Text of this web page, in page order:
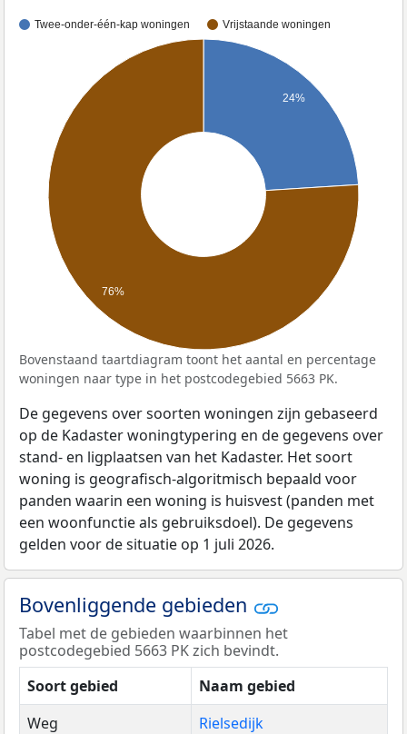
Twee-onder-één-kap woningen Vrijstaande woningen
24%
76%
Bovenstaand taartdiagram toont het aantal en percentage
woningen naar type in het postcodegebied 5663 PK.
De gegevens over soorten woningen zijn gebaseerd
op de Kadaster woningtypering en de gegevens over
stand- en ligplaatsen van het Kadaster. Het soort
woning is geografisch-algoritmisch bepaald voor
panden waarin een woning is huisvest (panden met
een woonfunctie als gebruiksdoel). De gegevens
gelden voor de situatie op 1 juli 2026.
Bovenliggende gebieden
Tabel met de gebieden waarbinnen het
postcodegebied 5663 PK zich bevindt.
Soort gebied
Naam gebied
Weg
Rielsedijk